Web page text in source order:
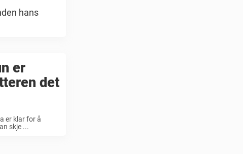
hans
er
det
er klar for å
skje ...